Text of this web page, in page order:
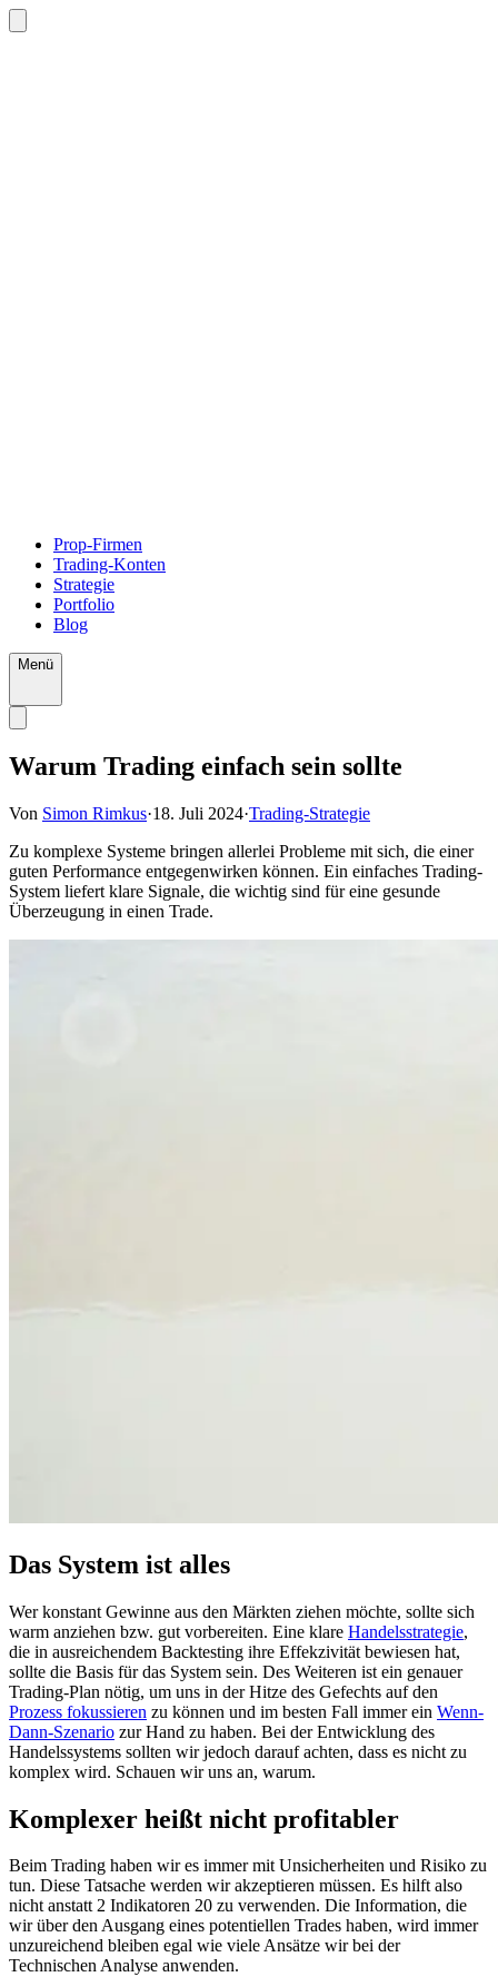
Prop-Firmen
Trading-Konten
Strategie
Portfolio
Blog
Menü
Warum Trading einfach sein sollte
Von Simon Rimkus·18. Juli 2024·Trading-Strategie
Zu komplexe Systeme bringen allerlei Probleme mit sich, die einer
guten Performance entgegenwirken können. Ein einfaches Trading-
System liefert klare Signale, die wichtig sind für eine gesunde
Überzeugung in einen Trade.
Das System ist alles
Wer konstant Gewinne aus den Märkten ziehen möchte, sollte sich
warm anziehen bzw. gut vorbereiten. Eine klare Handelsstrategie,
die in ausreichendem Backtesting ihre Effekzivität bewiesen hat,
sollte die Basis für das System sein. Des Weiteren ist ein genauer
Trading-Plan nötig, um uns in der Hitze des Gefechts auf den
Prozess fokussieren zu können und im besten Fall immer ein Wenn-
Dann-Szenario zur Hand zu haben. Bei der Entwicklung des
Handelssystems sollten wir jedoch darauf achten, dass es nicht zu
komplex wird. Schauen wir uns an, warum.
Komplexer heißt nicht profitabler
Beim Trading haben wir es immer mit Unsicherheiten und Risiko zu
tun. Diese Tatsache werden wir akzeptieren müssen. Es hilft also
nicht anstatt 2 Indikatoren 20 zu verwenden. Die Information, die
wir über den Ausgang eines potentiellen Trades haben, wird immer
unzureichend bleiben egal wie viele Ansätze wir bei der
Technischen Analyse anwenden.